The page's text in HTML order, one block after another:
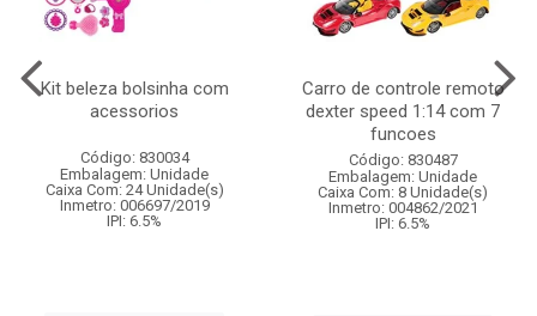
Kit beleza bolsinha com
acessorios
Código: 830034
Embalagem: Unidade
Caixa Com: 24 Unidade(s)
Inmetro: 006697/2019
IPI: 6.5%
Carro de controle remoto
dexter speed 1:14 com 7
funcoes
Código: 830487
Embalagem: Unidade
Caixa Com: 8 Unidade(s)
Inmetro: 004862/2021
IPI: 6.5%